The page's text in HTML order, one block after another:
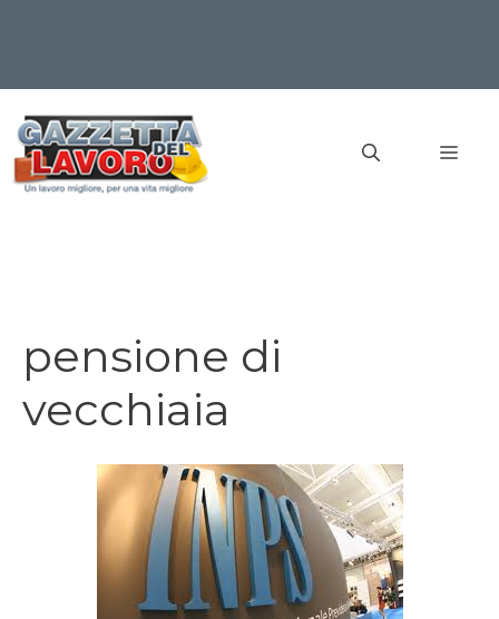
contenuto
pensione di
vecchiaia